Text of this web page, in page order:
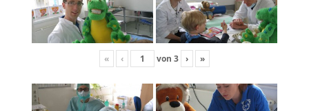
« ‹ von 3 › »